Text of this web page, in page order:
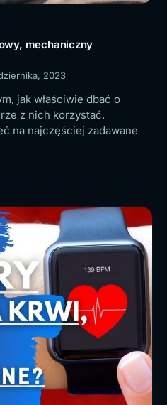
mechaniczny
2023
jak właściwie dbać o
z nich korzystać.
na najczęściej zadawane